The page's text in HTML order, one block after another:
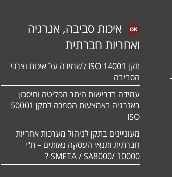
איכות סביבה, אנרגיה
ואחריות חברתית
תקן ISO 14001 לשמירה על איכות וצרכי
הסביבה
עמידה בדרישות היתר הפליטה וחיסכון
באנרגיה באמצעות הסמכה לתקן 50001
ISO
מעוניינים בתקן לניהול מערכות אחריות
חברתית ותנאי העסקה נאותים – ת"י
10000 /SMETA / SA8000 ?